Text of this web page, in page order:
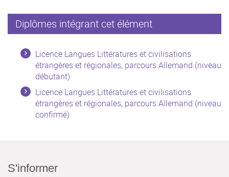
Diplômes intégrant cet élément
Licence Langues Littératures et civilisations
étrangères et régionales, parcours Allemand (niveau
débutant)
Licence Langues Littératures et civilisations
étrangères et régionales, parcours Allemand (niveau
confirmé)
S'informer